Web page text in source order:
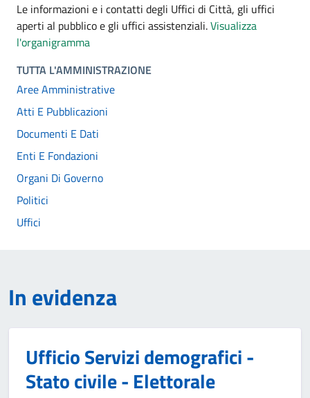
Le informazioni e i contatti degli Uffici di Città, gli uffici
aperti al pubblico e gli uffici assistenziali.Visualizza
l'organigramma
TUTTA L'AMMINISTRAZIONE
Aree Amministrative
Atti E Pubblicazioni
Documenti E Dati
Enti E Fondazioni
Organi Di Governo
Politici
Uffici
In evidenza
Ufficio Servizi demografici -
Stato civile - Elettorale